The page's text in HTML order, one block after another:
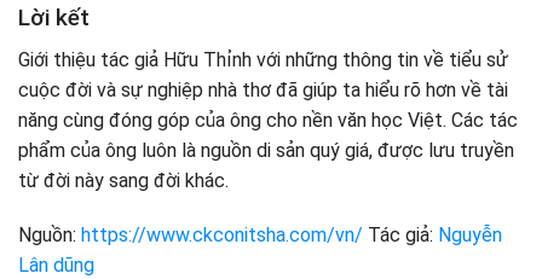
Lời kết
Giới thiệu tác giả Hữu Thỉnh với những thông tin về tiểu sử
cuộc đời và sự nghiệp nhà thơ đã giúp ta hiểu rõ hơn về tài
năng cùng đóng góp của ông cho nền văn học Việt. Các tác
phẩm của ông luôn là nguồn di sản quý giá, được lưu truyền
từ đời này sang đời khác.
Nguồn: https://www.ckconitsha.com/vn/ Tác giả: Nguyễn
Lân dũng